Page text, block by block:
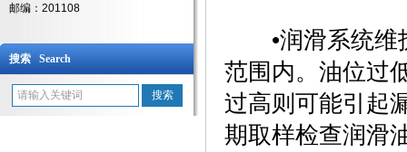
邮编：201108
搜索 Search
‌•润滑系统维
范围内。油位过
过高则可能引起
期取样检查润滑